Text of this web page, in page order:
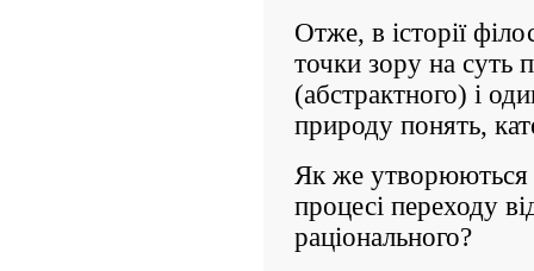
Отже, в історії
точки зору на суть
(абстрактного) і
природу понять,
Як же утворюються
процесі переходу
раціонального?